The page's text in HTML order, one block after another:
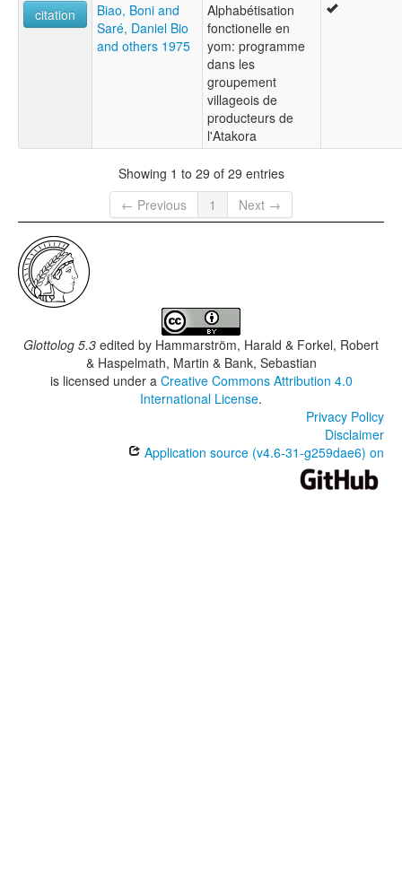
citation
Biao, Boni and
Saré, Daniel Bio
and others 1975
Alphabétisation
fonctionelle en
yom: programme
dans les
groupement
villageois de
producteurs de
l'Atakora
Showing 1 to 29 of 29 entries
← Previous
1 Next →
Glottolog 5.3 edited by Hammarström, Harald & Forkel, Robert
& Haspelmath, Martin & Bank, Sebastian
is licensed under a Creative Commons Attribution 4.0
International License.
Privacy Policy
Disclaimer
Application source (v4.6-31-g259dae6) on